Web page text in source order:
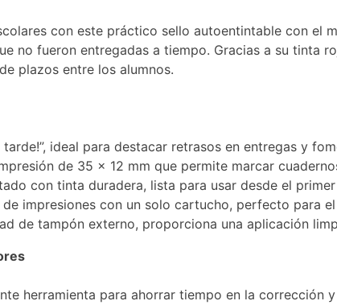
con este práctico sello autoentintable con el
no fueron entregadas a tiempo. Gracias a su tinta
plazos entre los alumnos.
tarde!”, ideal para destacar retrasos en entregas y
de 35 x 12 mm que permite marcar
con tinta duradera, lista para usar desde el
impresiones con un solo cartucho, perfecto para
de tampón externo, proporciona una aplicación
herramienta para ahorrar tiempo en la